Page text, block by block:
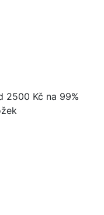
2500 Kč na 99%